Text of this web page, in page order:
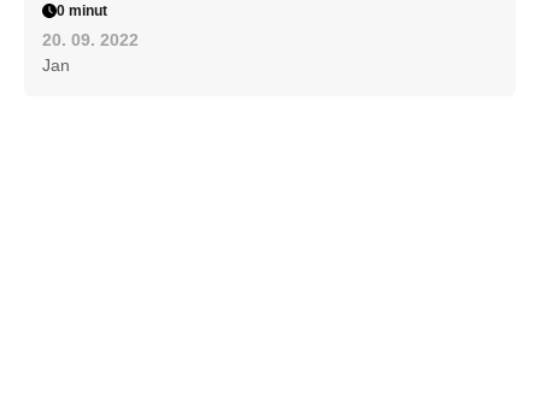
0 minut
20. 09. 2022
Jan